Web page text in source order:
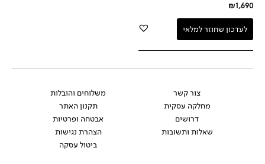
₪1,690
לעדכון שחוזר למלאי
צור קשר
מחלקה עסקית
דרושים
שאלות ותשובות
משלוחים והובלות
תקנון האתר
אבטחה ופרטיות
הצהרת נגישות
ביטול עסקה